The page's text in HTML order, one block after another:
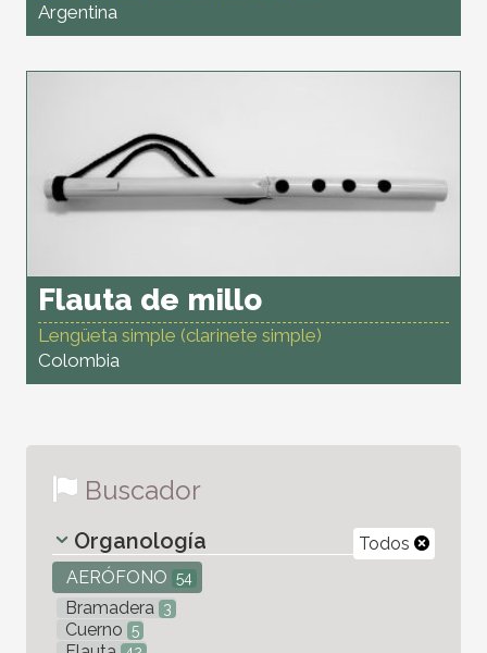
Argentina
Flauta de millo
Lengüeta simple (clarinete simple)
Colombia
Buscador
Todos
Organología
AERÓFONO 54
Bramadera 3
Cuerno 5